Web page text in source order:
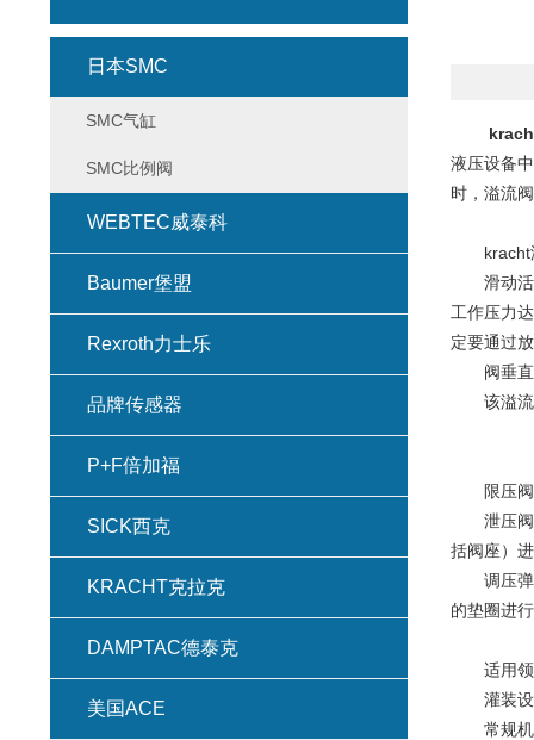
液压设备
时，溢流
kracht
滑动活塞
工作压力
定要通过
阀垂直
该溢流阀
限压阀堵
泄压阀卡
括阀座）
调压弹簧
的垫圈进
适用领
灌装设
常规机
日本SMC
SMC气缸
SMC比例阀
WEBTEC威泰科
Baumer堡盟
Rexroth力士乐
品牌传感器
P+F倍加福
SICK西克
KRACHT克拉克
DAMPTAC德泰克
美国ACE